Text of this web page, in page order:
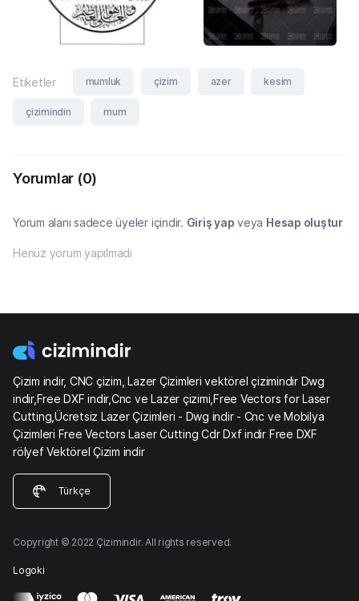
Etiketler mumluk çizim azer kesim
çizimindin mum
Yorumlar (0)
Yorum alanı sadece üyeler içindir. Giriş yap veya Hesap oluştur
Henüz yorum yapılmadı
Çizim indir, CNC çizim, Lazer Çizimleri vektörel çizimindir Dwg
indir,Free DXF indir,Cnc ve Lazer çizimi,Free Vectors for Laser
Cutting,Ücretsiz Lazer Çizimleri - Dwg indir - Cnc ve Mobilya
Çizimleri Free Vectors Laser Cutting Cdr Dxf indir Free DXF
rölyef Vektörel Çizim indir
Türkçe
Copyright © 2022 Çizimindir. All rights reserved.
Logoki